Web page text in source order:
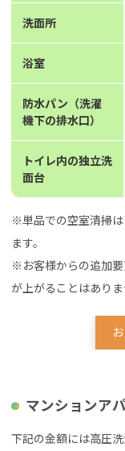
洗面所
浴室
防水パン（洗濯
機下の排水口）
トイレ内の独立洗
面台
※単品での空室清掃
ます。
※お客様からの追加
が上がることはありま
マンションア
下記の金額には高圧